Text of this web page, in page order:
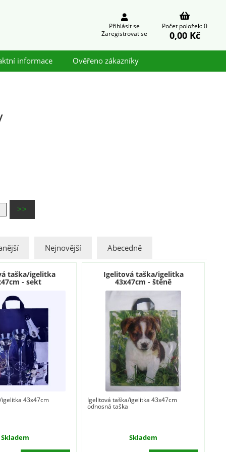
Přihlásit se
Zaregistrovat se
Počet položek: 0
0,00 Kč
informace Ověřeno zákazníky
Nejnovější Abecedně
taška/igelitka
- sekt
43x47cm
Skladem
Igelitová taška/igelitka
43x47cm - štěně
Igelitová taška/igelitka 43x47cm
odnosná taška
Skladem